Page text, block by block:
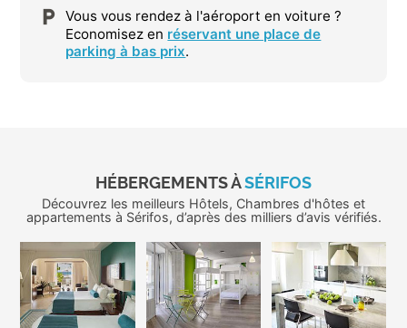
Vous vous rendez à l'aéroport en voiture ?
Economisez en réservant une place de
parking à bas prix.
HÉBERGEMENTS ÀSÉRIFOS
Découvrez les meilleurs Hôtels, Chambres d'hôtes et
appartements à Sérifos, d’après des milliers d’avis vérifiés.